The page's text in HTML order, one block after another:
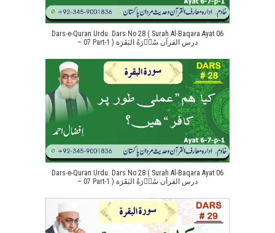
Dars-e-Quran Urdu. Dars No 28 ( Surah Al-Baqara Ayat 06
– 07 Part-1 ) درس القرآن سُوۡرَةُ البَقَرَة
Dars-e-Quran Urdu. Dars No 28 ( Surah Al-Baqara Ayat 06
– 07 Part-1 ) درس القرآن سُوۡرَةُ البَقَرَة